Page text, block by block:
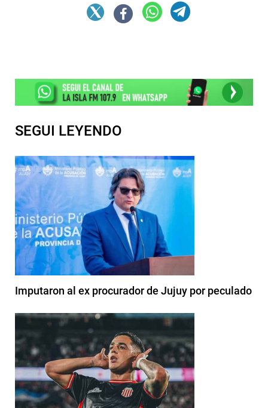
SEGUI LEYENDO
Imputaron al ex procurador de Jujuy por peculado